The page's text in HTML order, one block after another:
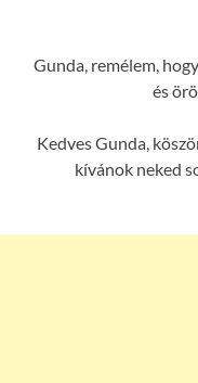
Gunda, remélem,
és
Kedves Gunda,
kívánok neked